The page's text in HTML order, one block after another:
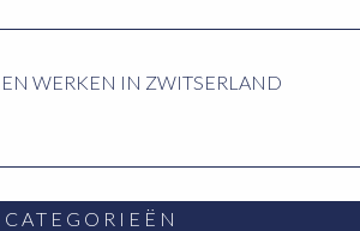
WERKEN IN ZWITSERLAND
CATEGORIEËN